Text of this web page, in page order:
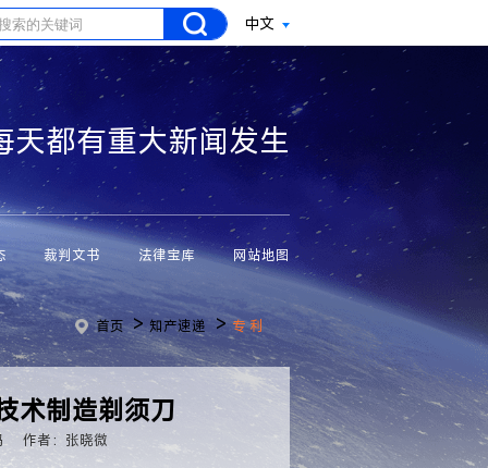
中文
天都有重大新闻发生
裁判文书 法律宝库 网站地图
首页 >知产速递 >专 利
术制造剃须刀
作者：张晓微